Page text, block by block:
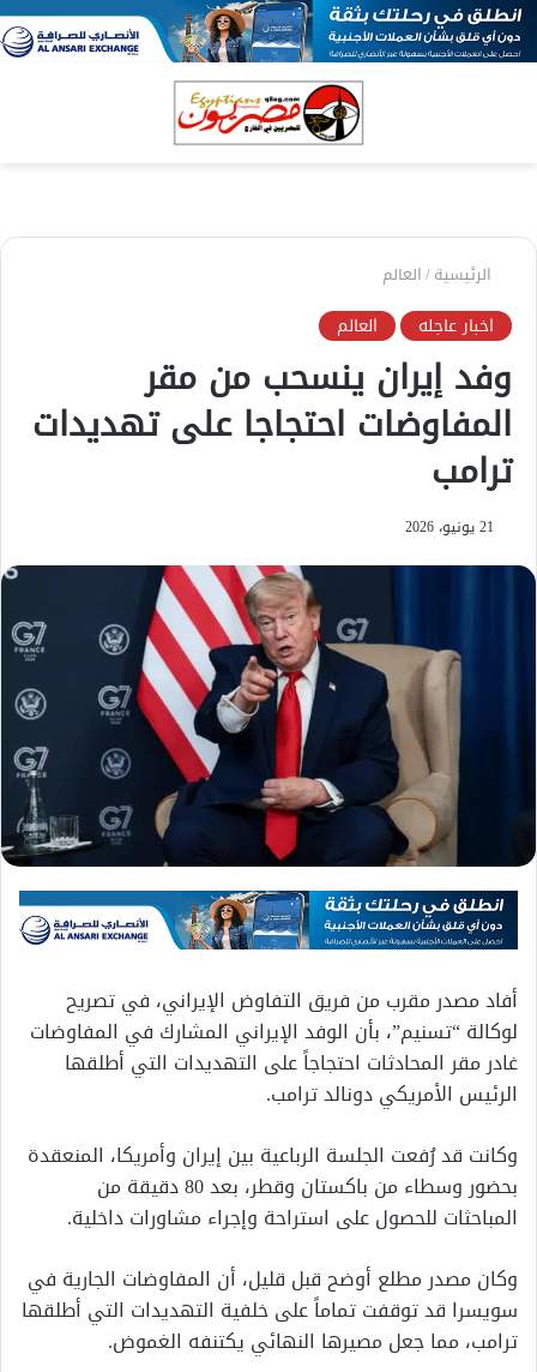
الرئيسية/العالم
اخبار عاجله العالم
وفد إيران ينسحب من مقر
المفاوضات احتجاجا على تهديدات
ترامب
21 يونيو، 2026
أفاد مصدر مقرب من فريق التفاوض الإيراني، في تصريح
لوكالة “تسنيم”، بأن الوفد الإيراني المشارك في المفاوضات
غادر مقر المحادثات احتجاجاً على التهديدات التي أطلقها
الرئيس الأمريكي دونالد ترامب.
وكانت قد رُفعت الجلسة الرباعية بين إيران وأمريكا، المنعقدة
بحضور وسطاء من باكستان وقطر، بعد 80 دقيقة من
المباحثات للحصول على استراحة وإجراء مشاورات داخلية.
وكان مصدر مطلع أوضح قبل قليل، أن المفاوضات الجارية في
سويسرا قد توقفت تماماً على خلفية التهديدات التي أطلقها
ترامب، مما جعل مصيرها النهائي يكتنفه الغموض.